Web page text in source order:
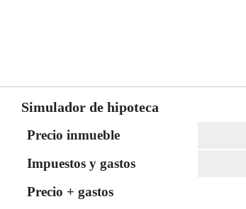
Simulador de hipoteca
Precio inmueble
Impuestos y gastos
Precio + gastos